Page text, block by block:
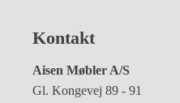
Kontakt
Aisen Møbler A/S
Gl. Kongevej 89 - 91